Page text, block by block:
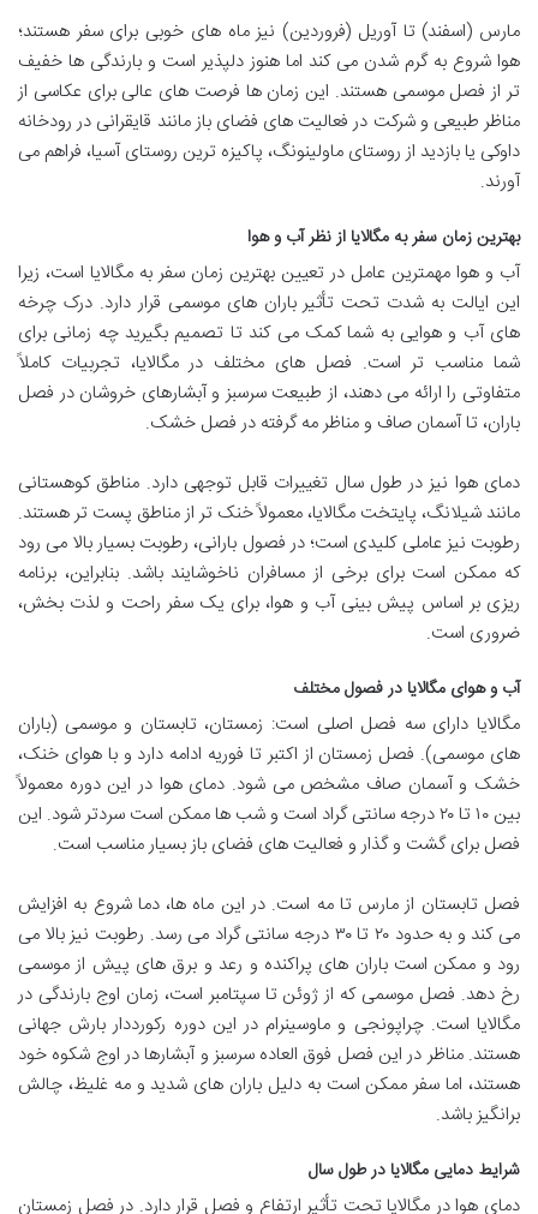
مارس (اسفند) تا آوریل (فروردین) نیز ماه های خوبی برای سفر هستند؛
هوا شروع به گرم شدن می کند اما هنوز دلپذیر است و بارندگی ها خفیف
تر از فصل موسمی هستند. این زمان ها فرصت های عالی برای عکاسی از
مناظر طبیعی و شرکت در فعالیت های فضای باز مانند قایقرانی در رودخانه
داوکی یا بازدید از روستای ماولینونگ، پاکیزه ترین روستای آسیا، فراهم می
آورند.
بهترین زمان سفر به مگالایا از نظر آب و هوا
آب و هوا مهمترین عامل در تعیین بهترین زمان سفر به مگالایا است، زیرا
این ایالت به شدت تحت تأثیر باران های موسمی قرار دارد. درک چرخه
های آب و هوایی به شما کمک می کند تا تصمیم بگیرید چه زمانی برای
شما مناسب تر است. فصل های مختلف در مگالایا، تجربیات کاملاً
متفاوتی را ارائه می دهند، از طبیعت سرسبز و آبشارهای خروشان در فصل
باران، تا آسمان صاف و مناظر مه گرفته در فصل خشک.
دمای هوا نیز در طول سال تغییرات قابل توجهی دارد. مناطق کوهستانی
مانند شیلانگ، پایتخت مگالایا، معمولاً خنک تر از مناطق پست تر هستند.
رطوبت نیز عاملی کلیدی است؛ در فصول بارانی، رطوبت بسیار بالا می رود
که ممکن است برای برخی از مسافران ناخوشایند باشد. بنابراین، برنامه
ریزی بر اساس پیش بینی آب و هوا، برای یک سفر راحت و لذت بخش،
ضروری است.
آب و هوای مگالایا در فصول مختلف
مگالایا دارای سه فصل اصلی است: زمستان، تابستان و موسمی (باران
های موسمی). فصل زمستان از اکتبر تا فوریه ادامه دارد و با هوای خنک،
خشک و آسمان صاف مشخص می شود. دمای هوا در این دوره معمولاً
بین ۱۰ تا ۲۰ درجه سانتی گراد است و شب ها ممکن است سردتر شود. این
فصل برای گشت و گذار و فعالیت های فضای باز بسیار مناسب است.
فصل تابستان از مارس تا مه است. در این ماه ها، دما شروع به افزایش
می کند و به حدود ۲۰ تا ۳۰ درجه سانتی گراد می رسد. رطوبت نیز بالا می
رود و ممکن است باران های پراکنده و رعد و برق های پیش از موسمی
رخ دهد. فصل موسمی که از ژوئن تا سپتامبر است، زمان اوج بارندگی در
مگالایا است. چراپونجی و ماوسینرام در این دوره رکورددار بارش جهانی
هستند. مناظر در این فصل فوق العاده سرسبز و آبشارها در اوج شکوه خود
هستند، اما سفر ممکن است به دلیل باران های شدید و مه غلیظ، چالش
برانگیز باشد.
شرایط دمایی مگالایا در طول سال
دمای هوا در مگالایا تحت تأثیر ارتفاع و فصل قرار دارد. در فصل زمستان